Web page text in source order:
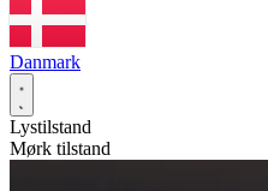
Danmark
Lystilstand
Mørk tilstand